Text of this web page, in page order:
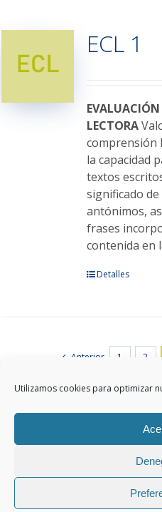
Utilizamos cookies para optimizar
Las
opciones
elegir
en
la
página
de
producto
ECL 1
LECTORA
comprensión
la capacidad
textos
significado
antónimos,
frases
contenida en
Este
variantes.
Las
se
pueden
en
página
Detalles
Anterior 1 2
Protección de
|Política de calidad
Copyright 2023 Educaria